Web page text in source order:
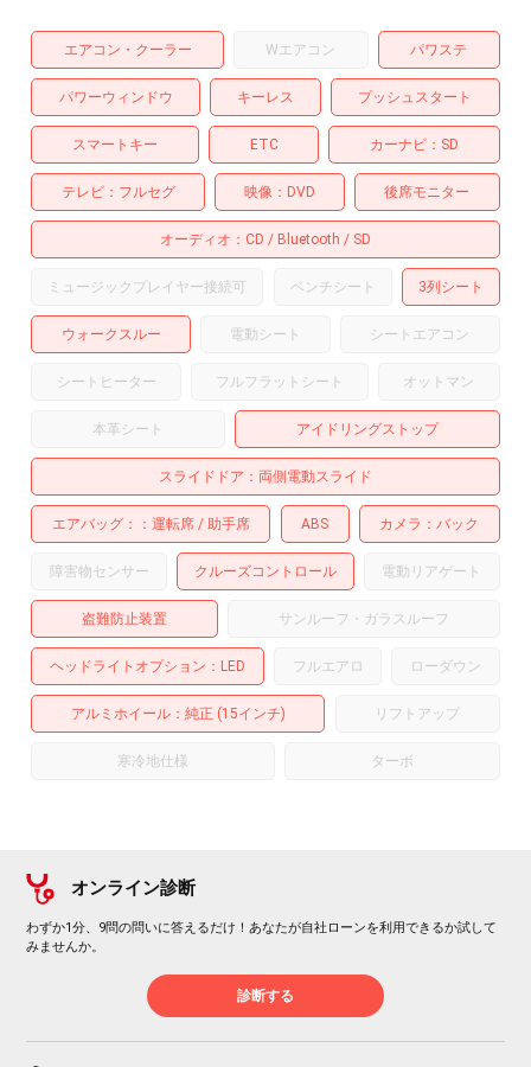
エアコン・クーラー Wエアコン パワステ
パワーウィンドウ キーレス プッシュスタート
スマートキー ETC カーナビ SD
テレビ フルセグ 映像 DVD 後席モニター
オーディオ CD Bluetooth SD
ミュージックプレイヤー接続可 ベンチシート 3列シート
ウォークスルー 電動シート シートエアコン
シートヒーター フルフラットシート オットマン
本革シート アイドリングストップ
スライドドア 両側電動スライド
エアバッグ： 運転席 助手席 ABS カメラ バック
障害物センサー クルーズコントロール 電動リアゲート
盗難防止装置 サンルーフ・ガラスルーフ
ヘッドライトオプション LED フルエアロ ローダウン
アルミホイール：純正 (15インチ) リフトアップ
寒冷地仕様 ターボ
オンライン診断
わずか1分、9問の問いに答えるだけ！あなたが自社ローンを利用できるか試して
みませんか。
診断する